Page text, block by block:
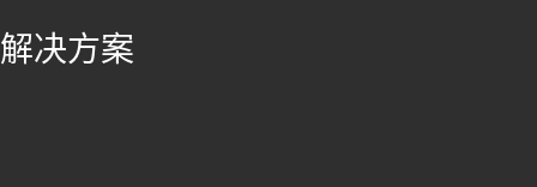
解决方案